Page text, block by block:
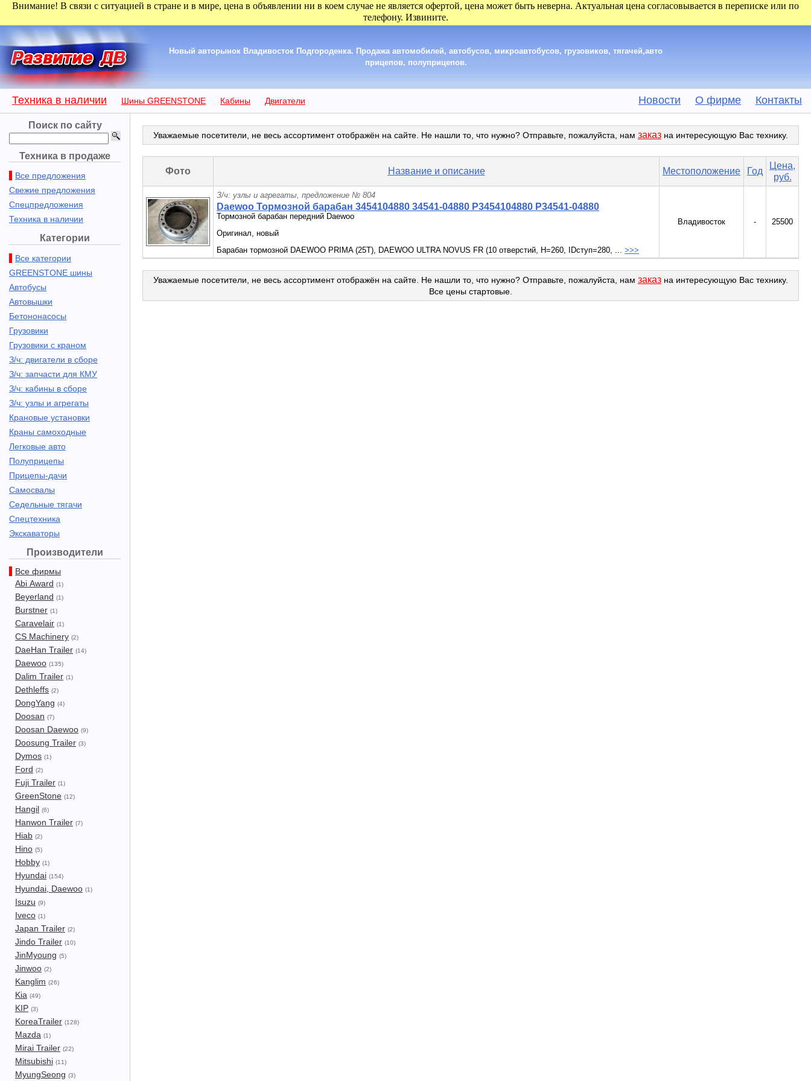
Внимание! В связи с ситуацией в стране и в мире, цена в объявлении ни в коем случае не является офертой, цена может быть неверна. Актуальная цена согласовывается в переписке или по
телефону. Извините.
Новый авторынок Владивосток Подгороденка. Продажа автомобилей, автобусов, микроавтобусов, грузовиков, тягачей,авто
прицепов, полуприцепов.
Техника в наличии Шины GREENSTONE Кабины Двигатели Новости О фирме Контакты
Поиск по сайту
Техника в продаже
Все предложения
Свежие предложения
Спецпредложения
Техника в наличии
Категории
Все категории
GREENSTONE шины
Автобусы
Автовышки
Бетононасосы
Грузовики
Грузовики с краном
З/ч: двигатели в сборе
З/ч: запчасти для КМУ
З/ч: кабины в сборе
З/ч: узлы и агрегаты
Крановые установки
Краны самоходные
Легковые авто
Полуприцепы
Прицепы-дачи
Самосвалы
Седельные тягачи
Спецтехника
Экскаваторы
Производители
Все фирмы
Abi Award (1)
Beyerland (1)
Burstner (1)
Caravelair (1)
CS Machinery (2)
DaeHan Trailer (14)
Daewoo (135)
Dalim Trailer (1)
Dethleffs (2)
DongYang (4)
Doosan (7)
Doosan Daewoo (9)
Doosung Trailer (3)
Dymos (1)
Ford (2)
Fuji Trailer (1)
GreenStone (12)
Hangil (6)
Hanwon Trailer (7)
Hiab (2)
Hino (5)
Hobby (1)
Hyundai (154)
Hyundai, Daewoo (1)
Isuzu (9)
Iveco (1)
Japan Trailer (2)
Jindo Trailer (10)
JinMyoung (5)
Jinwoo (2)
Kanglim (26)
Kia (49)
KIP (3)
KoreaTrailer (128)
Mazda (1)
Mirai Trailer (22)
Mitsubishi (11)
MyungSeong (3)
Уважаемые посетители, не весь ассортимент отображён на сайте. Не нашли то, что нужно? Отправьте, пожалуйста, нам заказ на интересующую Вас технику.
Фото Название и описание Местоположение Год
Цена,
руб.
З/ч: узлы и агрегаты, предложение № 804
Daewoo Тормозной барабан 3454104880 34541-04880 P3454104880 P34541-04880
Тормозной барабан передний Daewoo
Оригинал, новый
Барабан тормозной DAEWOO PRIMA (25T), DAEWOO ULTRA NOVUS FR (10 отверстий, H=260, IDступ=280, ... >>>
Владивосток - 25500
Уважаемые посетители, не весь ассортимент отображён на сайте. Не нашли то, что нужно? Отправьте, пожалуйста, нам заказ на интересующую Вас технику.
Все цены стартовые.